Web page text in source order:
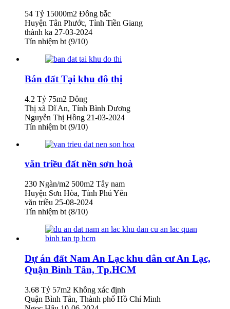
54 Tỷ 15000m2 Đông bắc
Huyện Tân Phước, Tỉnh Tiền Giang
thành ka 27-03-2024
Tín nhiệm bt (9/10)
Bán đất Tại khu đô thị
4.2 Tỷ 75m2 Đông
Thị xã Dĩ An, Tỉnh Bình Dương
Nguyễn Thị Hồng 21-03-2024
Tín nhiệm bt (9/10)
văn triều đất nền sơn hoà
230 Ngàn/m2 500m2 Tây nam
Huyện Sơn Hòa, Tỉnh Phú Yên
văn triều 25-08-2024
Tín nhiệm bt (8/10)
Dự án đất Nam An Lạc khu dân cư An Lạc,
Quận Bình Tân, Tp.HCM
3.68 Tỷ 57m2 Không xác định
Quận Bình Tân, Thành phố Hồ Chí Minh